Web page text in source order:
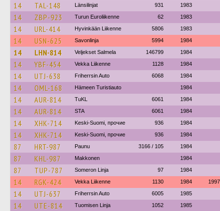
14 TAL-148 Länsilinjat 931 1983
14 ZBP-923 Turun Euroliikenne 62 1983
14 URL-414 Hyvinkään Liikenne 5806 1983
14 USN-625 Savonlinja 5994 1984
14 LHN-814 Veljekset Salmela 146799 1984
14 YBF-454 Vekka Liikenne 1128 1984
14 UTJ-638 Friherrsin Auto 6068 1984
14 OML-168 Hämeen Turistiauto 1984
14 AUR-814 TuKL 6061 1984
14 AUR-814 STA 6061 1984
14 XHK-714 Keski-Suomi, прочие 936 1984
14 XHK-714 Keski-Suomi, прочие 936 1984
87 HRT-987 Paunu 3166 / 105 1984
87 KHL-987 Makkonen 1984
87 TUP-787 Someron Linja 97 1984
14 RGK-424 Vekka Liikenne 1130 1984 1997
14 UTJ-637 Friherrsin Auto 6005 1985
14 UTE-814 Tuomisen Linja 1052 1985